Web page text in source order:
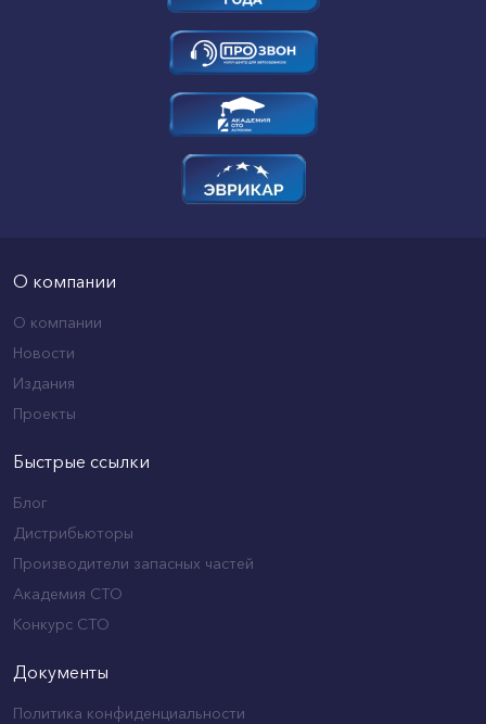
О компании
О компании
Новости
Издания
Проекты
Быстрые ссылки
Блог
Дистрибьюторы
Производители запасных частей
Академия СТО
Конкурс СТО
Документы
Политика конфиденциальности